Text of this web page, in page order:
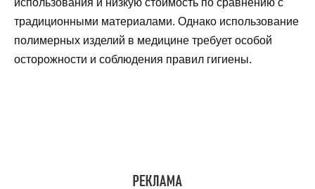
традиционными материалами. Однако использование
полимерных изделий в медицине требует особой
осторожности и соблюдения правил гигиены.